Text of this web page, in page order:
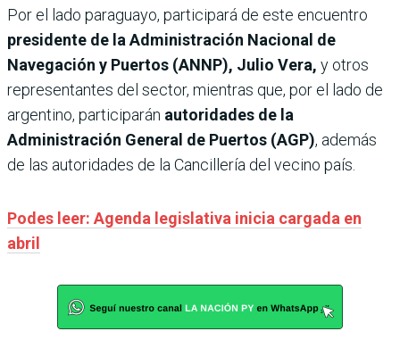
Por el lado paraguayo, participará de este encuentro
presidente de la Administración Nacional de
Navegación y Puertos (ANNP), Julio Vera, y otros
representantes del sector, mientras que, por el lado de
argentino, participarán autoridades de la
Administración General de Puertos (AGP), además
de las autoridades de la Cancillería del vecino país.
Podes leer: Agenda legislativa inicia cargada en
abril